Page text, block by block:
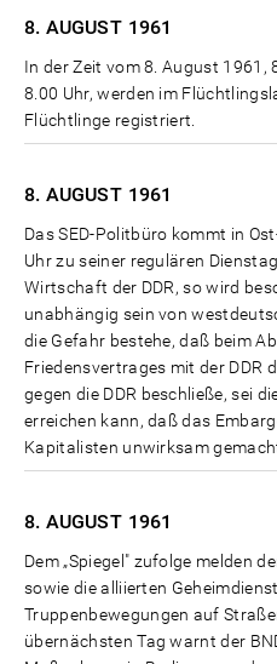
8. AUGUST 1961
In der Zeit vom 8. August 1961,
8.00 Uhr, werden im
Flüchtlinge registriert.
8. AUGUST 1961
Das SED-Politbüro kommt in
Uhr zu seiner regulären
Wirtschaft der DDR, so wird
unabhängig sein von
die Gefahr bestehe, daß beim
Friedensvertrages mit der DDR
gegen die DDR beschließe, sei
erreichen kann, daß das
Kapitalisten unwirksam
8. AUGUST 1961
Dem „Spiegel" zufolge melden
sowie die alliierten
Truppenbewegungen auf
übernächsten Tag warnt der